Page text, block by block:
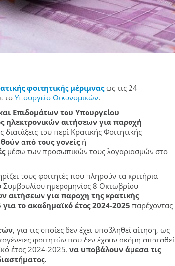
φοιτητικής μέριμναςως τις 24
το Υπουργείο Οικονομικών.
Επιδομάτων του Υπουργείου
ηλεκτρονικών αιτήσεων για παροχή
του περί Κρατικής Φοιτητικής
από τους γονείςή
μέσω των προσωπικών τους λογαριασμών στο
τους φοιτητές που πληρούν τα κριτήρια
ημερομηνίας 8 Οκτωβρίου
αιτήσεων για παροχή της κρατικής
το ακαδημαϊκό έτος 2024-2025 παρέχοντας
, για τις οποίες δεν έχει υποβληθεί αίτηση, ως
φοιτητών που δεν έχουν ακόμη αποταθεί
έτος 2024-2025, να υποβάλουν άμεσα τις